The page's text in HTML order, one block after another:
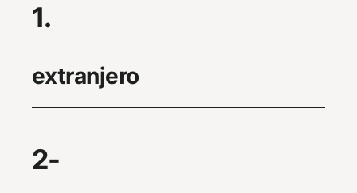
1.
extranjero
2-